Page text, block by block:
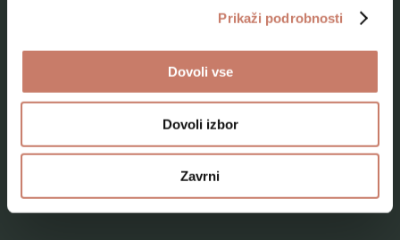
Prikaži podrobnosti
Dovoli vse
Dovoli izbor
Zavrni
Kam na izlet
Programi za skupine odraslih
Kje smo